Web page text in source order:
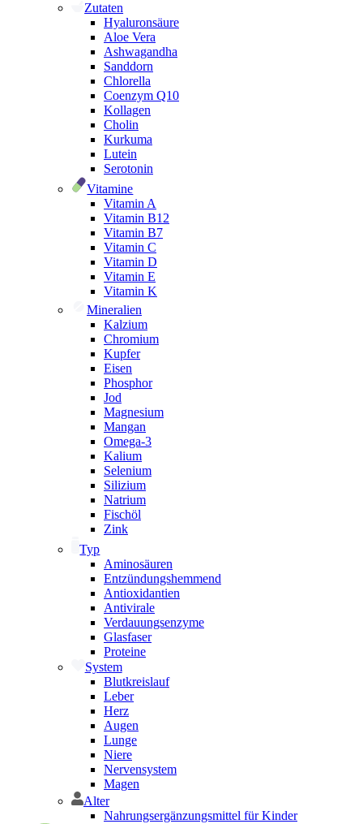
Zutaten
Hyaluronsäure
Aloe Vera
Ashwagandha
Sanddorn
Chlorella
Coenzym Q10
Kollagen
Cholin
Kurkuma
Lutein
Serotonin
Vitamine
Vitamin A
Vitamin B12
Vitamin B7
Vitamin C
Vitamin D
Vitamin E
Vitamin K
Mineralien
Kalzium
Chromium
Kupfer
Eisen
Phosphor
Jod
Magnesium
Mangan
Omega-3
Kalium
Selenium
Silizium
Natrium
Fischöl
Zink
Typ
Aminosäuren
Entzündungshemmend
Antioxidantien
Antivirale
Verdauungsenzyme
Glasfaser
Proteine
System
Blutkreislauf
Leber
Herz
Augen
Lunge
Niere
Nervensystem
Magen
Alter
Nahrungsergänzungsmittel für Kinder